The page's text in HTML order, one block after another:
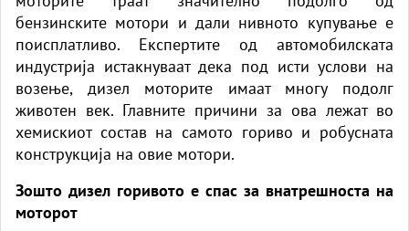
бензинските мотори и дали нивното купување е
поисплатливо. Експертите од автомобилската
индустрија истакнуваат дека под исти услови на
возење, дизел моторите имаат многу подолг
животен век. Главните причини за ова лежат во
хемискиот состав на самото гориво и робусната
конструкција на овие мотори.
Зошто дизел горивото е спас за внатрешноста на
моторот